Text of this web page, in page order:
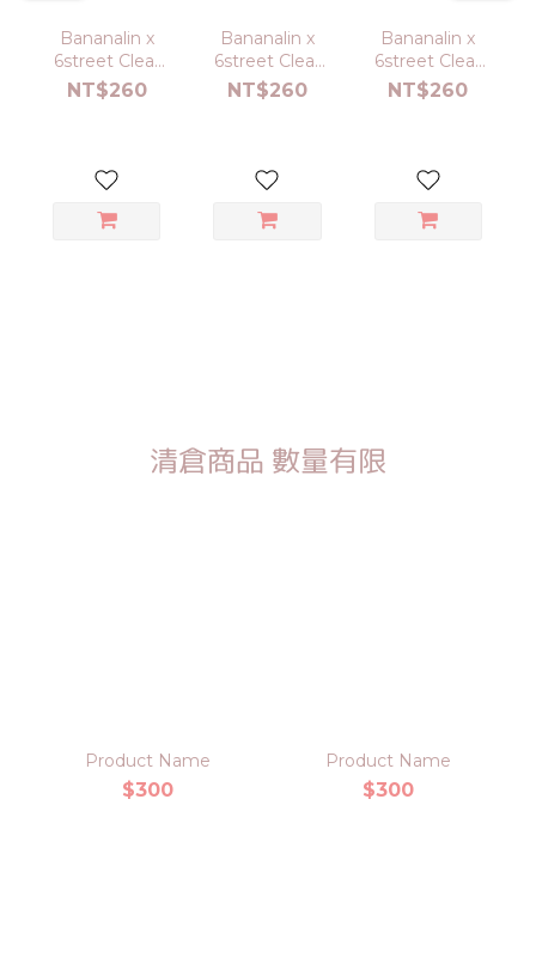
Bananalin x
6street Clear
Stamp1
NT$260
Bananalin x
6street Clear
Stamp2
NT$260
Bananalin x
6street Clear
Stamp3
NT$260
清倉商品 數量有限
Product Name
$300
Product Name
$300